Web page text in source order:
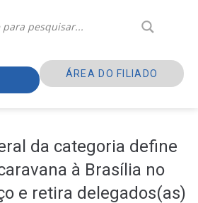
ÁREA DO FILIADO
da categoria define
à Brasília no
e retira delegados(as)